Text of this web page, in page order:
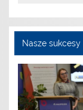
Nasze sukcesy